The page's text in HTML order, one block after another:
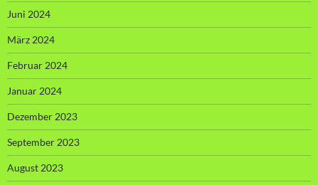
Juni 2024
März 2024
Februar 2024
Januar 2024
Dezember 2023
September 2023
August 2023